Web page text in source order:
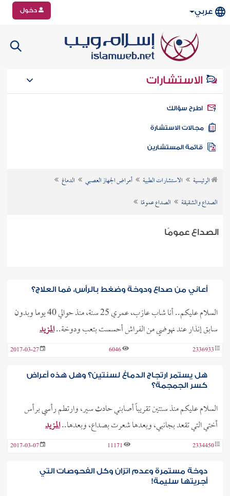
عربي دخول
الاستشارات
سؤالك
الاستشارة
الرئيسية الاستشارات الطبية أمراض الجهاز العصبي
الدماغ
الصداع والشقيقة
الصداع عمومًا
الصداع عمومًا
أعاني من صداع ودوخة وضغط بالرأس، فما العلاج؟
السلام عليكم.. أنا شاب عازب، عمري 25 سنة، منذ حوالي 40 يوما وبدون
سابق إنذار عند نهوضي من الفراش أحسست بتعب ودوخة..المزيد
2336933
6046
2017-03-27
هل يستمر ارتجاج الدماغ لسنتين؟ وهل هذه أعراض
كسر الجمجمة؟
السلام عليكم منذ سنتين تقريباً أصابني حادث سير، وارتطم رأسي برأس
أختي التي تقعد بجانبي، وبعدها شعرت بصداع، وبعدها..المزيد
2334450
11171
2017-03-07
دوخة مستمرة وعدم اتزان وكل الفحوصات التي
أجريتها سليمة!